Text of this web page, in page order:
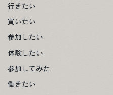
行きたい
買いたい
参加したい
体験したい
参加してみた
働きたい